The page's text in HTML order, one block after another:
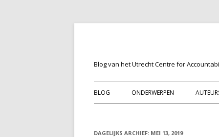
Blog van het Utrecht Centre for
BLOG ONDERWERPEN
DAGELIJKS ARCHIEF: MEI 13, 2019